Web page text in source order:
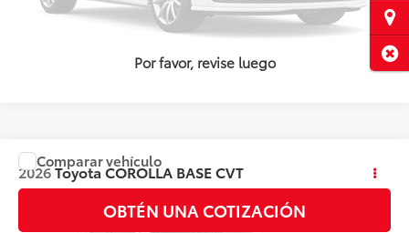
Por favor, revise luego
2026ToyotaCOROLLA BASE CVT
Precio: Llámanos para Obtener el Precio
OBTÉN UNA COTIZACIÓN
Comparar vehículo